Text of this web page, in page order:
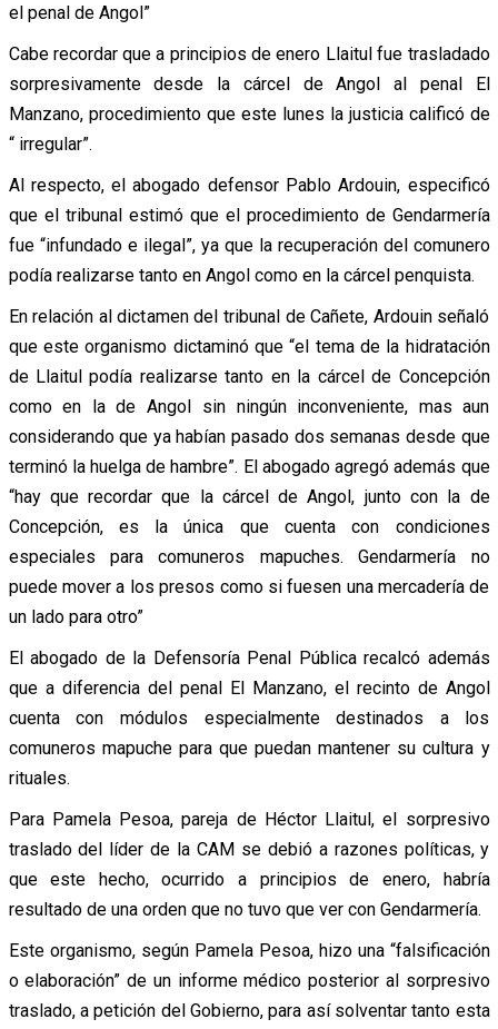
el penal de Angol”
Cabe recordar que a principios de enero Llaitul fue trasladado
sorpresivamente desde la cárcel de Angol al penal El
Manzano, procedimiento que este lunes la justicia calificó de
“ irregular”.
Al respecto, el abogado defensor Pablo Ardouin, especificó
que el tribunal estimó que el procedimiento de Gendarmería
fue “infundado e ilegal”, ya que la recuperación del comunero
podía realizarse tanto en Angol como en la cárcel penquista.
En relación al dictamen del tribunal de Cañete, Ardouin señaló
que este organismo dictaminó que “el tema de la hidratación
de Llaitul podía realizarse tanto en la cárcel de Concepción
como en la de Angol sin ningún inconveniente, mas aun
considerando que ya habían pasado dos semanas desde que
terminó la huelga de hambre”. El abogado agregó además que
“hay que recordar que la cárcel de Angol, junto con la de
Concepción, es la única que cuenta con condiciones
especiales para comuneros mapuches. Gendarmería no
puede mover a los presos como si fuesen una mercadería de
un lado para otro”
El abogado de la Defensoría Penal Pública recalcó además
que a diferencia del penal El Manzano, el recinto de Angol
cuenta con módulos especialmente destinados a los
comuneros mapuche para que puedan mantener su cultura y
rituales.
Para Pamela Pesoa, pareja de Héctor Llaitul, el sorpresivo
traslado del líder de la CAM se debió a razones políticas, y
que este hecho, ocurrido a principios de enero, habría
resultado de una orden que no tuvo que ver con Gendarmería.
Este organismo, según Pamela Pesoa, hizo una “falsificación
o elaboración” de un informe médico posterior al sorpresivo
traslado, a petición del Gobierno, para así solventar tanto esta